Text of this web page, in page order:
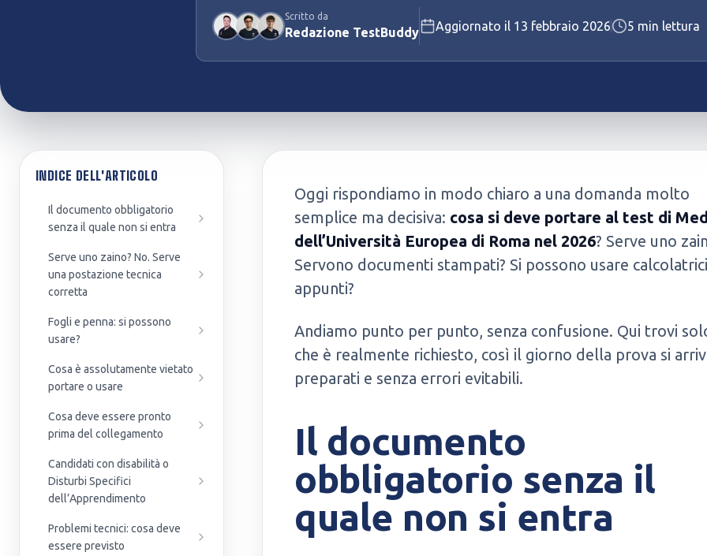
Test Professioni Sanitarie
Preparazione Concorsi
Enti, agenzie e amministrazioni
Polizia Penitenziaria
Vigili del Fuoco
Vedi tutti i concorsi disponibili
Scritto da
Redazione TestBuddy Aggiornato il 13 febbraio 2026 5 min lettura
INDICE DELL'ARTICOLO
Il documento obbligatorio
senza il quale non si entra
Serve uno zaino? No. Serve
una postazione tecnica
corretta
Fogli e penna: si possono
usare?
Cosa è assolutamente vietato
portare o usare
Cosa deve essere pronto
prima del collegamento
Candidati con disabilità o
Disturbi Specifici
dell’Apprendimento
Problemi tecnici: cosa deve
essere previsto
Oggi rispondiamo in modo chiaro a una domanda molto
semplice ma decisiva: cosa si deve portare al test di
dell’Università Europea di Roma nel 2026? Serve uno
Servono documenti stampati? Si possono usare
appunti?
Andiamo punto per punto, senza confusione. Qui trovi
che è realmente richiesto, così il giorno della prova si
preparati e senza errori evitabili.
Il documento
obbligatorio senza il
quale non si entra